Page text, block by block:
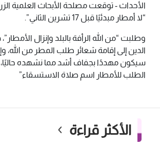
الأحداث - توقعت مصلحة الأبحاث العلمية
“لا أمطار مبدئيًا قبل 17 تشرين الثاني”.
وطلبت “من الله الرأفة بالبلد وإنزال
الدين إلى إقامة شعائر طلب المطر من الله،
سيكون مهددًا بجفاف أشد مما نشهده
الطلب للأمطار اسم صلاة الاستسقاء”
الأكثر قراءة